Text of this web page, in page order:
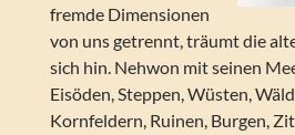
fremde Dimensionen
von uns getrennt, träumt die
sich hin. Nehwon mit seinen
Eisöden, Steppen, Wüsten,
Kornfeldern, Ruinen, Burgen,